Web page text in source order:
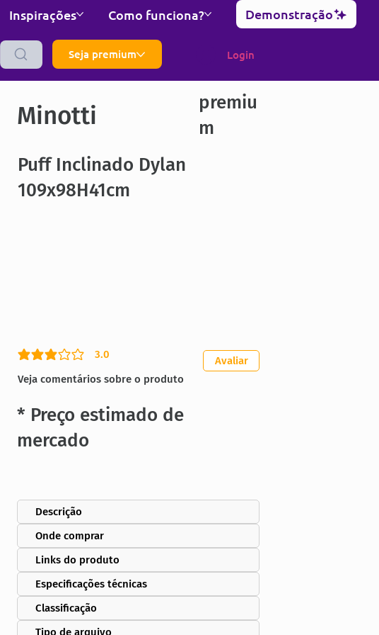
Inspirações Como funciona? Demonstração
Seja premium Login
Minotti
premiu
m
Puff Inclinado Dylan
109x98H41cm
3.0
classificação média é 3 de 5
Veja comentários sobre o produto
Avaliar
* Preço estimado de
mercado
Descrição
Onde comprar
Links do produto
Especificações técnicas
Classificação
Tipo de arquivo